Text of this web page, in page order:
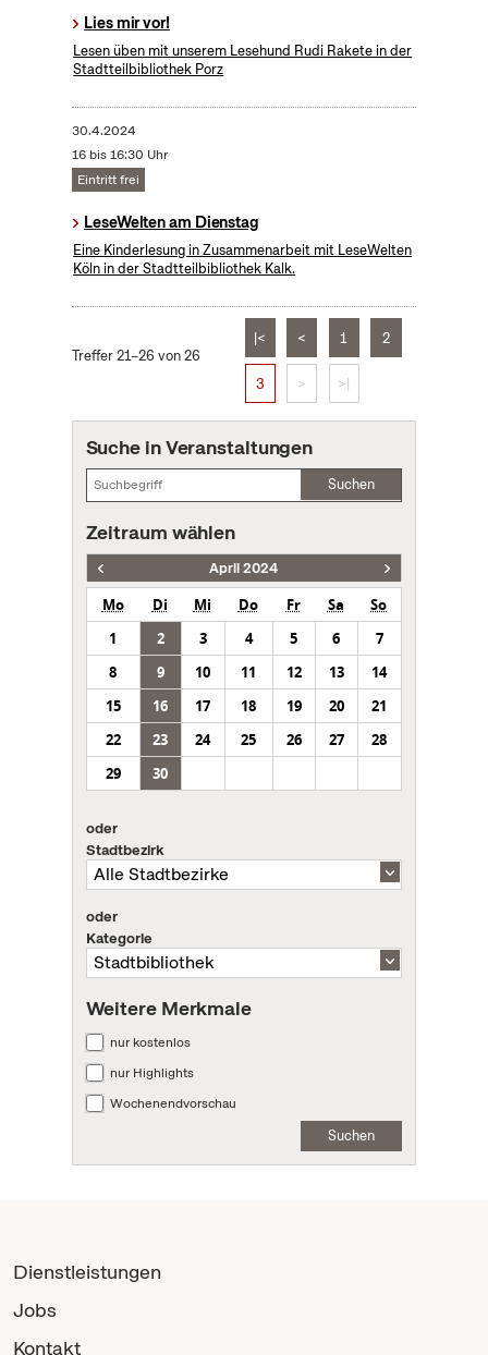
Lies mir vor!
Lesen üben mit unserem Lesehund Rudi Rakete in der
Stadtteilbibliothek Porz
30.4.2024
16 bis 16:30 Uhr
Eintritt frei
LeseWelten am Dienstag
Eine Kinderlesung in Zusammenarbeit mit LeseWelten
Köln in der Stadtteilbibliothek Kalk.
Treffer 21–26 von 26
|< < 1 2
3 > >|
Suche in Veranstaltungen
Suchen
Zeitraum wählen
April 2024
Mo Di Mi Do Fr Sa
So
1
2 3 4 5 6
7
8
9 10 11 12 13
14
15
16 17 18 19 20
21
22
23 24 25 26 27
28
29
30
oder
Stadtbezirk
oder
Kategorie
Weitere Merkmale
nur kostenlos
nur Highlights
Wochenendvorschau
Suchen
Dienstleistungen
Jobs
Kontakt